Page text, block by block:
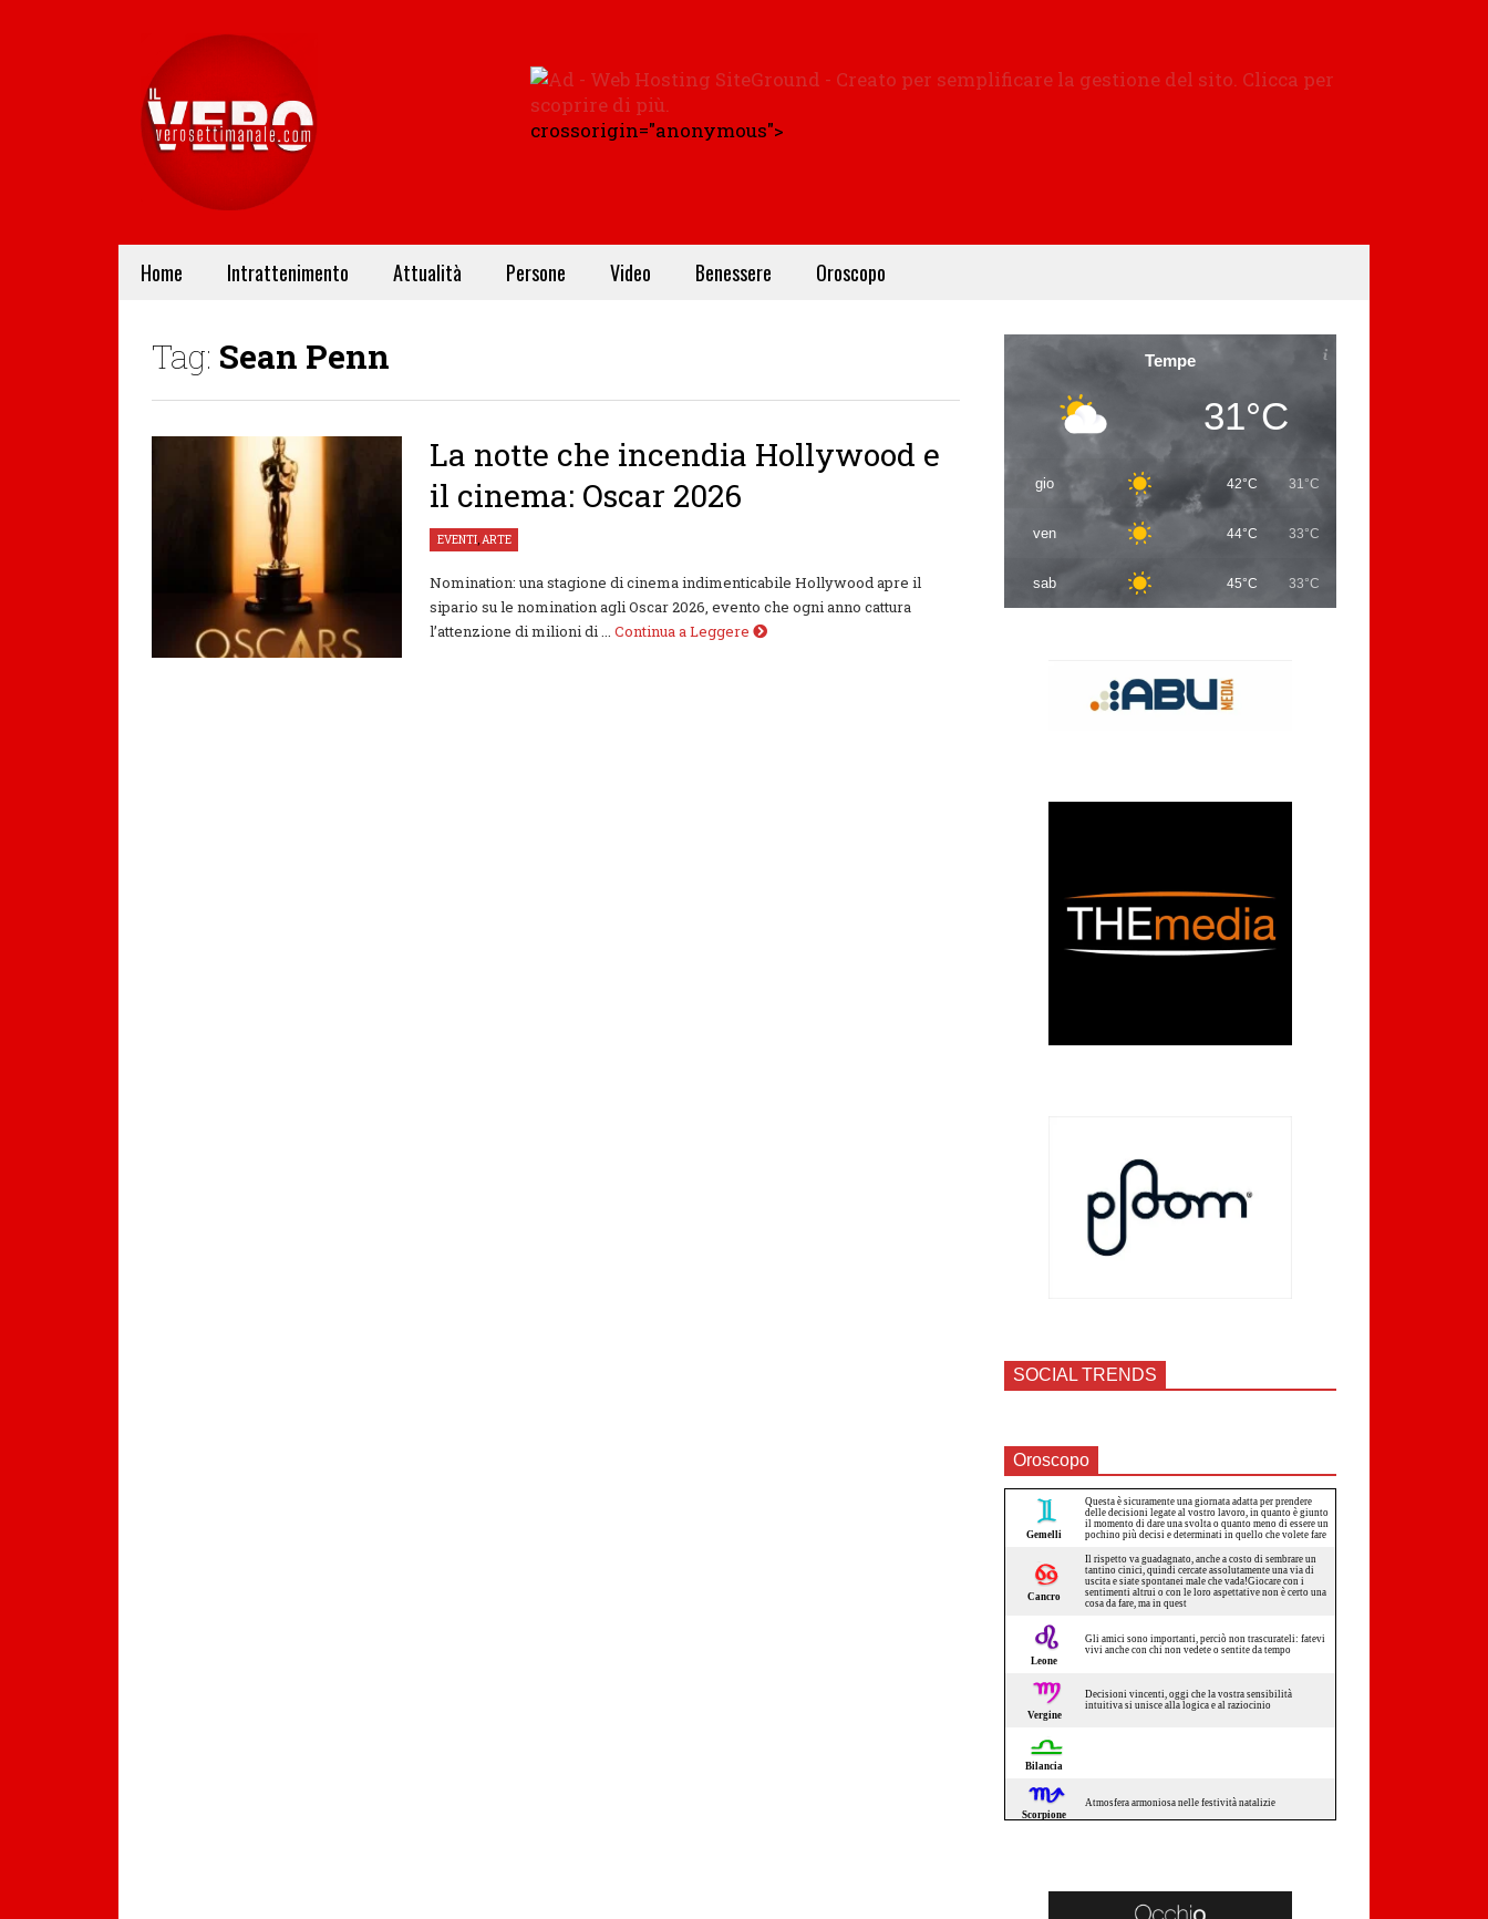
crossorigin="anonymous">
Home Intrattenimento Attualità Persone Video Benessere Oroscopo
Tag: Sean Penn
La notte che incendia Hollywood e
il cinema: Oscar 2026
EVENTI,ARTE
Nomination: una stagione di cinema indimenticabile Hollywood apre il
sipario su le nomination agli Oscar 2026, evento che ogni anno cattura
l’attenzione di milioni di ... Continua a Leggere
Tempe
31°C
gio 42°C 31°C
ven 44°C 33°C
sab 45°C 33°C
SOCIAL TRENDS
Oroscopo